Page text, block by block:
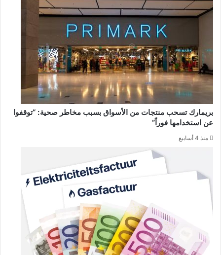
بريمارك تسحب منتجات من الأسواق بسبب مخاطر صحية: “توقفوا
عن استخدامها فوراً”
منذ 4 أسابيع